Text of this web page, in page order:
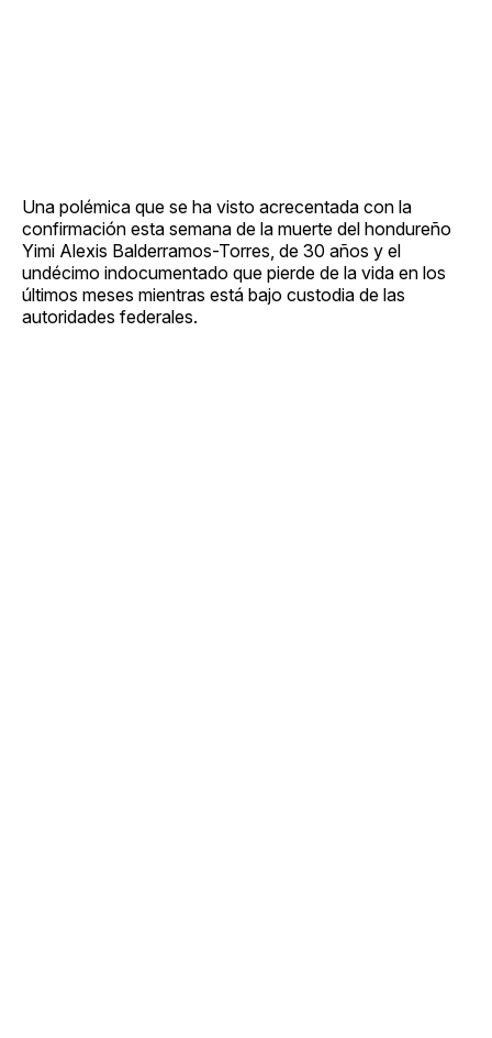
Una polémica que se ha visto acrecentada con la
confirmación esta semana de la muerte del hondureño
Yimi Alexis Balderramos-Torres, de 30 años y el
undécimo indocumentado que pierde de la vida en los
últimos meses mientras está bajo custodia de las
autoridades federales.